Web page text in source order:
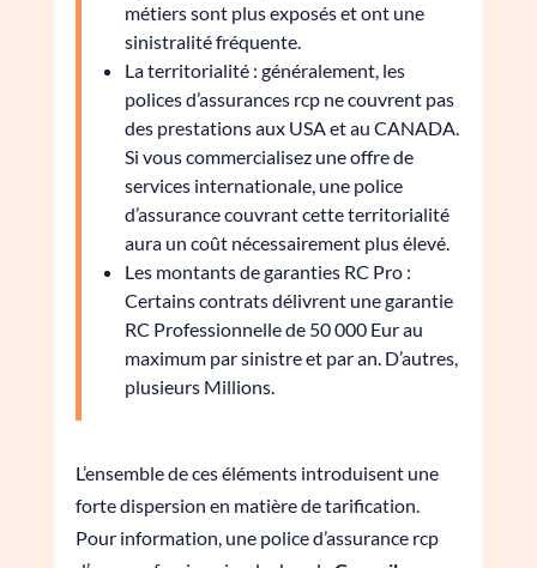
métiers sont plus exposés et ont une
sinistralité fréquente.
La territorialité : généralement, les
polices d’assurances rcp ne couvrent pas
des prestations aux USA et au CANADA.
Si vous commercialisez une offre de
services internationale, une police
d’assurance couvrant cette territorialité
aura un coût nécessairement plus élevé.
Les montants de garanties RC Pro :
Certains contrats délivrent une garantie
RC Professionnelle de 50 000 Eur au
maximum par sinistre et par an. D’autres,
plusieurs Millions.
L’ensemble de ces éléments introduisent une
forte dispersion en matière de tarification.
Pour information, une police d’assurance rcp